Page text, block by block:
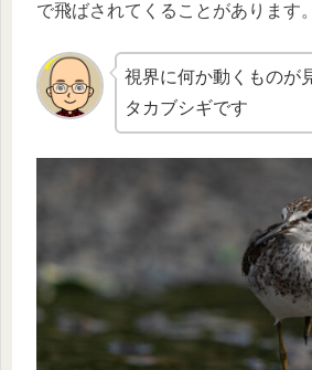
で飛ばされてくることがあります。
視界に何か動くものが
タカブシギです